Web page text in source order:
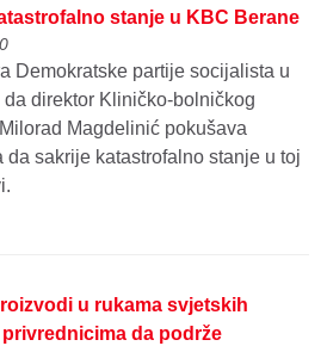
stanje u KBC Berane
Demokratske partije socijalista u
direktor Kliničko-bolničkog
Magdelinić pokušava
sakrije katastrofalno stanje u toj
u rukama svjetskih
da podrže